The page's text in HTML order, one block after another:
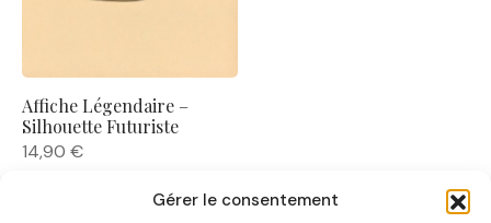
Gérer le consentement
Affiche Légendaire –
Silhouette Futuriste
14,90 €